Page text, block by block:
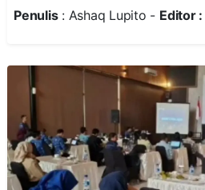
Penulis: Ashaq Lupito - Editor :